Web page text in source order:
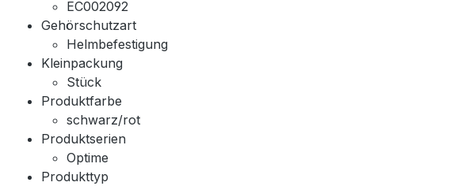
EC002092
Gehörschutzart
Helmbefestigung
Kleinpackung
Stück
Produktfarbe
schwarz/rot
Produktserien
Optime
Produkttyp